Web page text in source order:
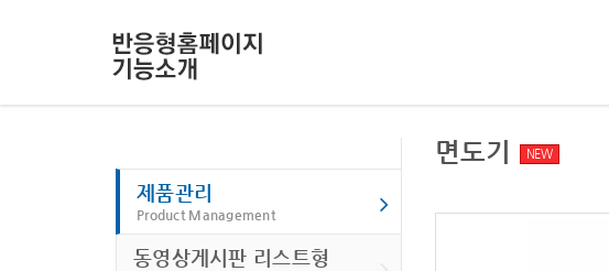
제품관리
Product Management
동영상게시판 리스트형
면도기 NEW